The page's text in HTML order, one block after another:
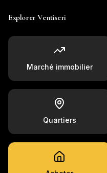
ExplorerVentiseri
Marché immobilier
Quartiers